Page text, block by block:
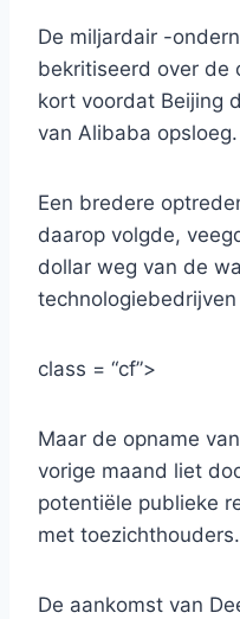
De miljardair -
bekritiseerd over de
kort voordat Beijing
van Alibaba opsloeg.
Een bredere
daarop volgde,
dollar weg van de
technologiebedrijven
class = “cf”>
Maar de opname
vorige maand liet
potentiële publieke
met toezichthouders.
De aankomst van